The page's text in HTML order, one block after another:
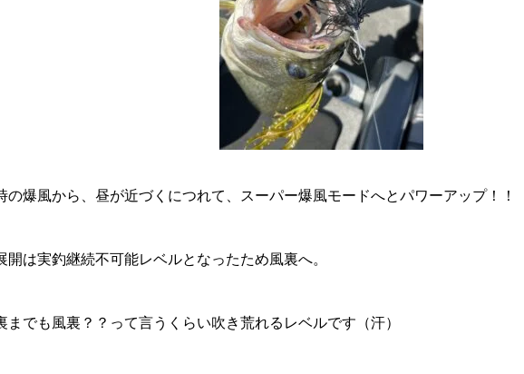
の爆風から、昼が近づくにつれて、スーパー爆風モードへとパワーアップ！！
開は実釣継続不可能レベルとなったため風裏へ。
までも風裏？？って言うくらい吹き荒れるレベルです（汗）